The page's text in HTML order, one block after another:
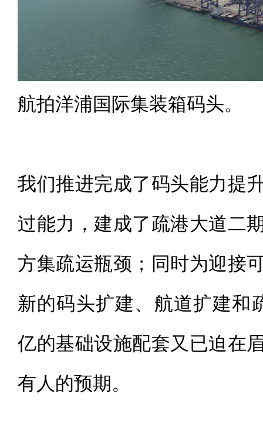
航拍洋浦国际集装箱码头。
我们推进完成了码头能力提
过能力，建成了疏港大道二
方集疏运瓶颈；同时为迎接
新的码头扩建、航道扩建和
亿的基础设施配套又已迫在
有人的预期。